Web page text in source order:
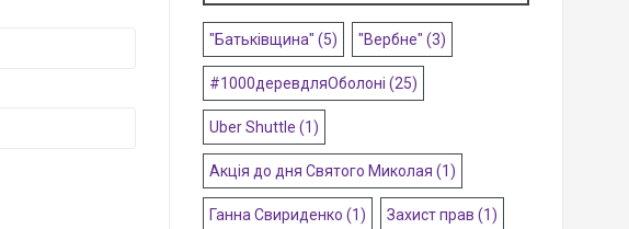
"Батьківщина" (5) "Вербне" (3)
#1000деревдляОболоні (25)
Uber Shuttle (1)
Акція до дня Святого Миколая (1)
Ганна Свириденко (1) Захист прав (1)